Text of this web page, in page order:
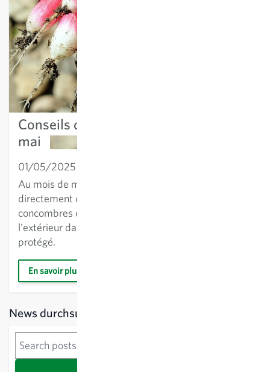
Sidebar
News durchsuchen
News durchsuchen
Conseils de jardinage pour le mois de
mai
01/05/2025
Au mois de mai, les haricots peuvent être semés
directement dans le jardin. Les tomates, les
concombres et autres légumes se sentent bien à
l'extérieur dans des bacs placés dans un endroit
protégé.
En savoir plus